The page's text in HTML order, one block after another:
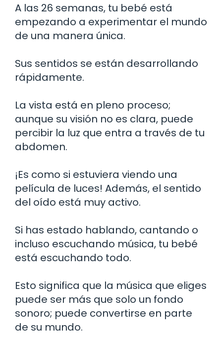
A las 26 semanas, tu bebé está
empezando a experimentar el mundo
de una manera única.
Sus sentidos se están desarrollando
rápidamente.
La vista está en pleno proceso;
aunque su visión no es clara, puede
percibir la luz que entra a través de tu
abdomen.
¡Es como si estuviera viendo una
película de luces! Además, el sentido
del oído está muy activo.
Si has estado hablando, cantando o
incluso escuchando música, tu bebé
está escuchando todo.
Esto significa que la música que eliges
puede ser más que solo un fondo
sonoro; puede convertirse en parte
de su mundo.